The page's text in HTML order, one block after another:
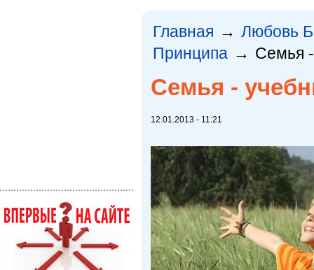
Главная → Любовь
Принципа → Семья
Семья -
12.01.2013 - 11:21